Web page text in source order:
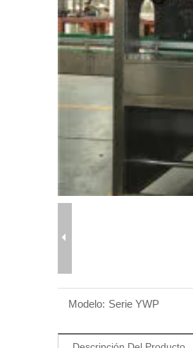
Modelo: Serie YWP